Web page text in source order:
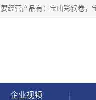
企业视频